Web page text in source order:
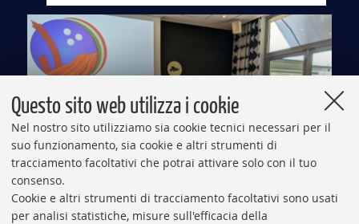
Questo sito web utilizza i cookie
Nel nostro sito utilizziamo sia cookie tecnici necessari per il
suo funzionamento, sia cookie e altri strumenti di
tracciamento facoltativi che potrai attivare solo con il tuo
consenso.
Cookie e altri strumenti di tracciamento facoltativi sono usati
per analisi statistiche, misure sull'efficacia della
San Lazzaro capitale del bowling per sordi